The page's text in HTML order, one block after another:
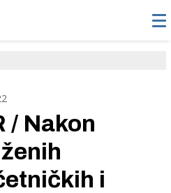
/ Nakon
i